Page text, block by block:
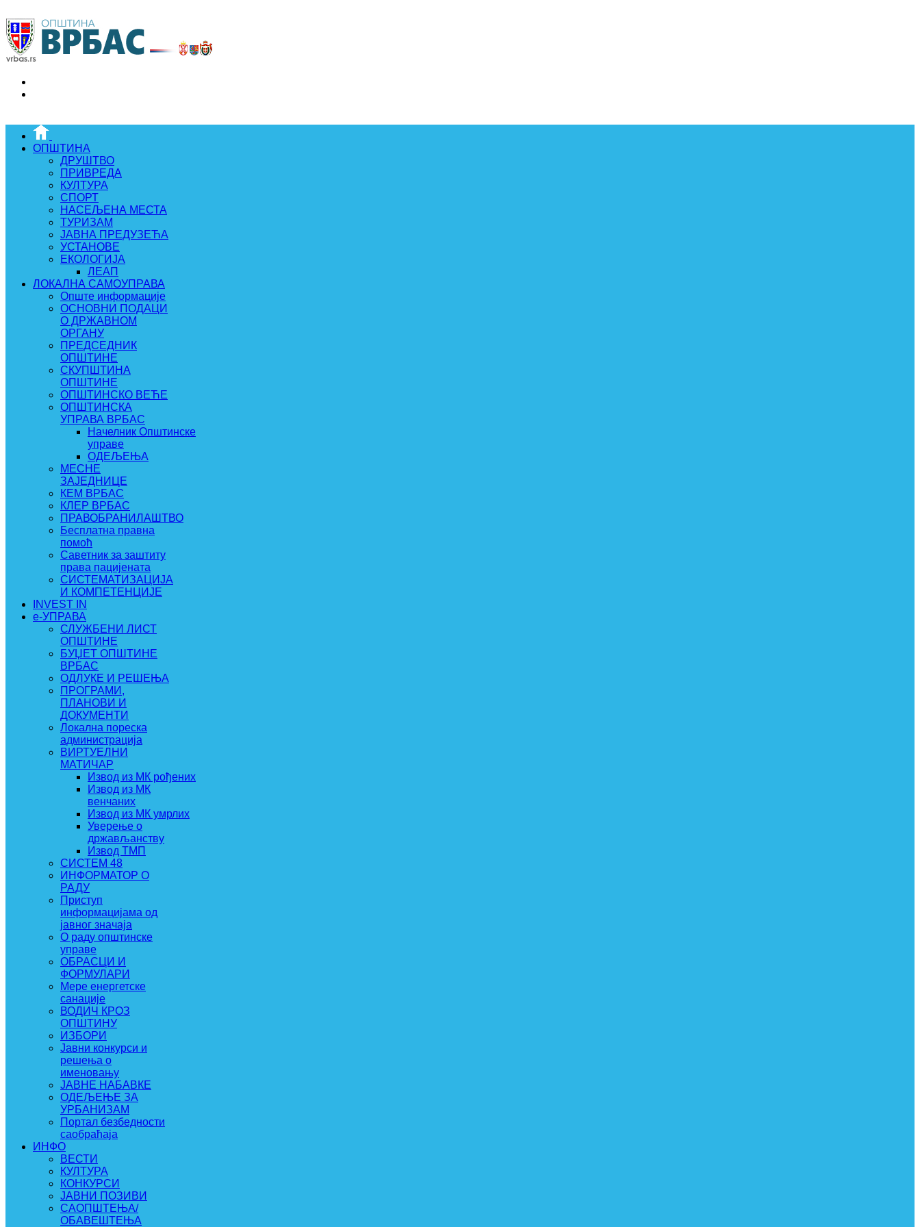
ОПШТИНА
ДРУШТВО
ПРИВРЕДА
КУЛТУРА
СПОРТ
НАСЕЉЕНА МЕСТА
ТУРИЗАМ
ЈАВНА ПРЕДУЗЕЋА
УСТАНОВЕ
ЕКОЛОГИЈА
ЛЕАП
ЛОКАЛНА САМОУПРАВА
Опште информације
ОСНОВНИ ПОДАЦИ
О ДРЖАВНОМ
ОРГАНУ
ПРЕДСЕДНИК
ОПШТИНЕ
СКУПШТИНА
ОПШТИНЕ
ОПШТИНСКО ВЕЋЕ
ОПШТИНСКА
УПРАВА ВРБАС
Начелник Општинске
управе
ОДЕЉЕЊА
МЕСНЕ
ЗАЈЕДНИЦЕ
КЕМ ВРБАС
КЛЕР ВРБАС
ПРАВОБРАНИЛАШТВО
Бесплатна правна
помоћ
Саветник за заштиту
права пацијената
СИСТЕМАТИЗАЦИЈА
И КОМПЕТЕНЦИЈЕ
INVEST IN
e-УПРАВА
СЛУЖБЕНИ ЛИСТ
ОПШТИНЕ
БУЏЕТ ОПШТИНЕ
ВРБАС
ОДЛУКЕ И РЕШЕЊА
ПРОГРАМИ,
ПЛАНОВИ И
ДОКУМЕНТИ
Локална пореска
администрација
ВИРТУЕЛНИ
МАТИЧАР
Извод из МК рођених
Извод из МК
венчаних
Извод из МК умрлих
Уверење о
држављанству
Извод ТМП
СИСТЕМ 48
ИНФОРМАТОР О
РАДУ
Приступ
информацијама од
јавног значаја
О раду општинске
управе
ОБРАСЦИ И
ФОРМУЛАРИ
Мере енергетске
санације
ВОДИЧ КРОЗ
ОПШТИНУ
ИЗБОРИ
Јавни конкурси и
решења о
именовању
ЈАВНЕ НАБАВКЕ
ОДЕЉЕЊЕ ЗА
УРБАНИЗАМ
Портал безбедности
саобраћаја
ИНФО
ВЕСТИ
КУЛТУРА
КОНКУРСИ
ЈАВНИ ПОЗИВИ
САОПШТЕЊА/
ОБАВЕШТЕЊА